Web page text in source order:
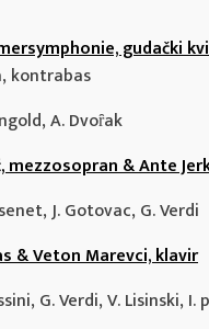
gudački
kontrabas
A. Dvoȓak
mezzosopran & Ante
J. Gotovac, G. Verdi
& Veton Marevci, klavir
G. Verdi, V. Lisinski, I.